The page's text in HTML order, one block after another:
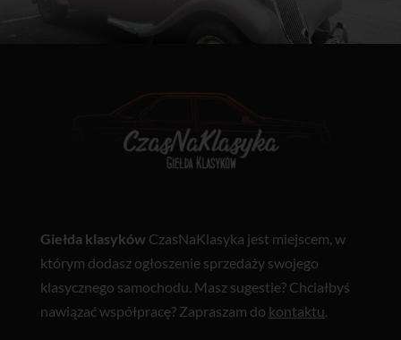
Giełda klasyków CzasNaKlasyka jest miejscem, w
którym dodasz ogłoszenie sprzedaży swojego
klasycznego samochodu. Masz sugestie? Chciałbyś
nawiązać współpracę? Zapraszam do kontaktu.